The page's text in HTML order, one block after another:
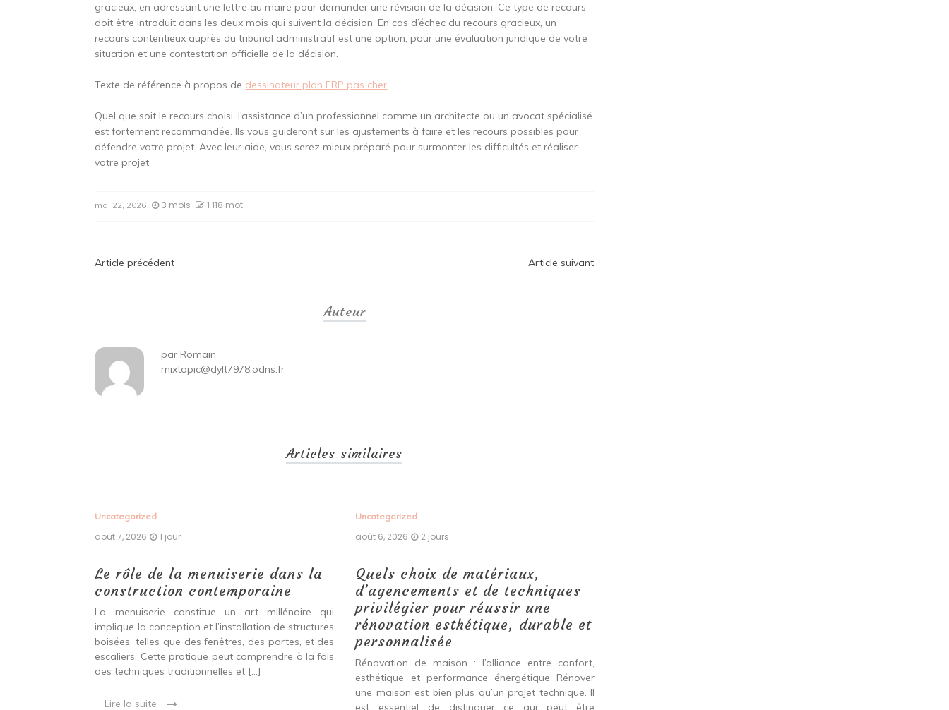
gracieux, en adressant une lettre au maire pour demander une révision de la décision. Ce type de recours
doit être introduit dans les deux mois qui suivent la décision. En cas d’échec du recours gracieux, un
recours contentieux auprès du tribunal administratif est une option, pour une évaluation juridique de votre
situation et une contestation officielle de la décision.
Texte de référence à propos de dessinateur plan ERP pas cher
Quel que soit le recours choisi, l’assistance d’un professionnel comme un architecte ou un avocat spécialisé
est fortement recommandée. Ils vous guideront sur les ajustements à faire et les recours possibles pour
défendre votre projet. Avec leur aide, vous serez mieux préparé pour surmonter les difficultés et réaliser
votre projet.
mai 22, 2026 3 mois 1 118 mot
Navigation
Article précédent Article suivant
Auteur
par Romain
mixtopic@dylt7978.odns.fr
Articles similaires
Uncategorized
août 7, 2026 1 jour
Le rôle de la menuiserie dans la
construction contemporaine
La menuiserie constitue un art millénaire qui
implique la conception et l’installation de structures
boisées, telles que des fenêtres, des portes, et des
escaliers. Cette pratique peut comprendre à la fois
des techniques traditionnelles et […]
Lire la suite
Uncategorized
août 6, 2026 2 jours
Quels choix de matériaux,
d’agencements et de techniques
privilégier pour réussir une
rénovation esthétique, durable et
personnalisée
Rénovation de maison : l’alliance entre confort,
esthétique et performance énergétique Rénover
une maison est bien plus qu’un projet technique. Il